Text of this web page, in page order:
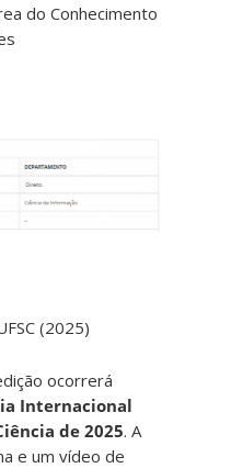
do Conhecimento
(2025)
ocorrerá
Internacional
de 2025. A
e um vídeo de